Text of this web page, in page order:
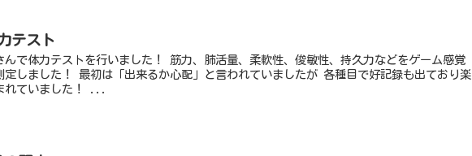
テスト
んで体力テストを行いました！ 筋力、肺活量、柔軟性、俊敏性、持久力などをゲーム感覚
定しました！ 最初は「出来るか心配」と言われていましたが 各種目で好記録も出ており楽
れていました！ ...